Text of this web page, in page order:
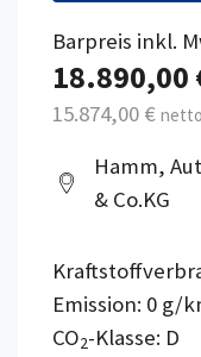
Barpreis inkl.
18.890,00
15.874,00 € netto
Hamm,
& Co.KG
Emission: 0 g/
CO2-Klasse: D